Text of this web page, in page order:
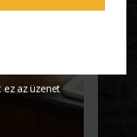
az üzenet